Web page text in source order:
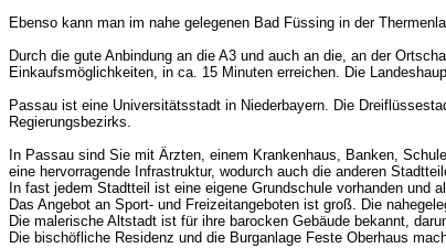
Ebenso kann man im nahe gelegenen Bad Füssing in der
Durch die gute Anbindung an die A3 und auch an die, an der
Einkaufsmöglichkeiten, in ca. 15 Minuten erreichen. Die
Passau ist eine Universitätsstadt in Niederbayern. Die
Regierungsbezirks.
In Passau sind Sie mit Ärzten, einem Krankenhaus, Banken,
eine hervorragende Infrastruktur, wodurch auch die anderen
In fast jedem Stadtteil ist eine eigene Grundschule vorhanden und
Das Angebot an Sport- und Freizeitangeboten ist groß. Die
Die malerische Altstadt ist für ihre barocken Gebäude bekannt,
Die bischöfliche Residenz und die Burganlage Feste Oberhaus